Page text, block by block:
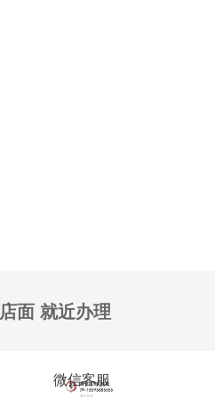
面 就近办理
微信客服